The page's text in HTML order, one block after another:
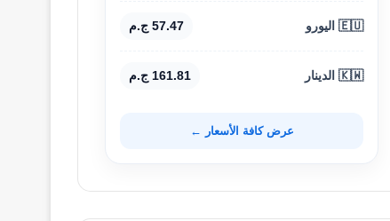
🇪🇺 اليورو 57.47 ج.م
🇰🇼 الدينار 161.81 ج.م
عرض كافة الأسعار ←